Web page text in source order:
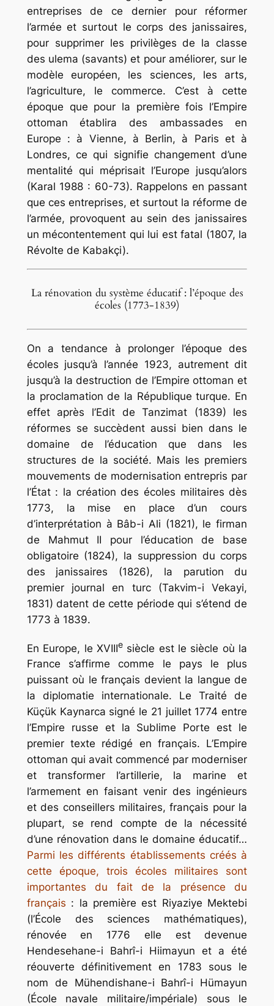
entreprises de ce dernier pour réformer
l’armée et surtout le corps des janissaires,
pour supprimer les privilèges de la classe
des ulema (savants) et pour améliorer, sur le
modèle européen, les sciences, les arts,
l’agriculture, le commerce. C’est à cette
époque que pour la première fois l’Empire
ottoman établira des ambassades en
Europe : à Vienne, à Berlin, à Paris et à
Londres, ce qui signifie changement d’une
mentalité qui méprisait l’Europe jusqu’alors
(Karal 1988 : 60-73). Rappelons en passant
que ces entreprises, et surtout la réforme de
l’armée, provoquent au sein des janissaires
un mécontentement qui lui est fatal (1807, la
Révolte de Kabakçi).
La rénovation du système éducatif : l’époque des
écoles (1773-1839)
On a tendance à prolonger l’époque des
écoles jusqu’à l’année 1923, autrement dit
jusqu’à la destruction de l’Empire ottoman et
la proclamation de la République turque. En
effet après l’Edit de Tanzimat (1839) les
réformes se succèdent aussi bien dans le
domaine de l’éducation que dans les
structures de la société. Mais les premiers
mouvements de modernisation entrepris par
l’État : la création des écoles militaires dès
1773, la mise en place d’un cours
d’interprétation à Bâb-i Ali (1821), le firman
de Mahmut II pour l’éducation de base
obligatoire (1824), la suppression du corps
des janissaires (1826), la parution du
premier journal en turc (Takvim-i Vekayi,
1831) datent de cette période qui s’étend de
1773 à 1839.
En Europe, le XVIIIesiècle est le siècle où la
France s’affirme comme le pays le plus
puissant où le français devient la langue de
la diplomatie internationale. Le Traité de
Küçük Kaynarca signé le 21 juillet 1774 entre
l’Empire russe et la Sublime Porte est le
premier texte rédigé en français. L’Empire
ottoman qui avait commencé par moderniser
et transformer l’artillerie, la marine et
l’armement en faisant venir des ingénieurs
et des conseillers militaires, français pour la
plupart, se rend compte de la nécessité
d’une rénovation dans le domaine éducatif…
Parmi les différents établissements créés à
cette époque, trois écoles militaires sont
importantes du fait de la présence du
français : la première est Riyaziye Mektebi
(l’École des sciences mathématiques),
rénovée en 1776 elle est devenue
Hendesehane-i Bahrî-i Hiimayunet a été
réouverte définitivement en 1783 sous le
nom de Mühendishane-i Bahrî-i Hümayun
(École navale militaire/impériale) sous le